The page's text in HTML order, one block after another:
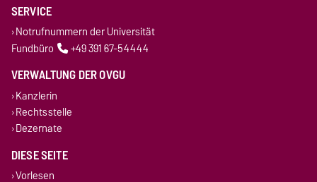
SERVICE
Notrufnummern der Universität
Fundbüro
+49 391 67-54444
VERWALTUNG DER OVGU
Kanzlerin
Rechtsstelle
Dezernate
DIESE SEITE
Vorlesen